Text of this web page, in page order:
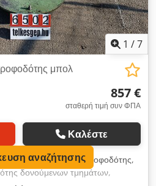
1 /7
μπολ
857 €
σταθερή τιμή συν ΦΠΑ
Καλέστε
, Δονητικός τροφοδότης,
δονούμενων τμημάτων,
αναζήτησης